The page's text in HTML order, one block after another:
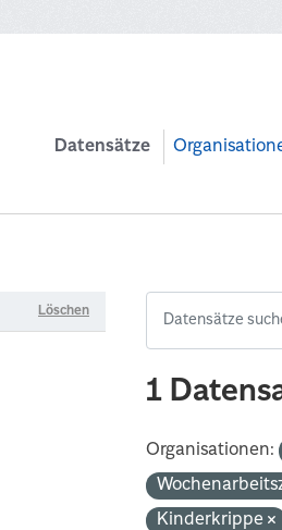
Datensätze
Löschen
1
Organisationen:
Kinderkrippe